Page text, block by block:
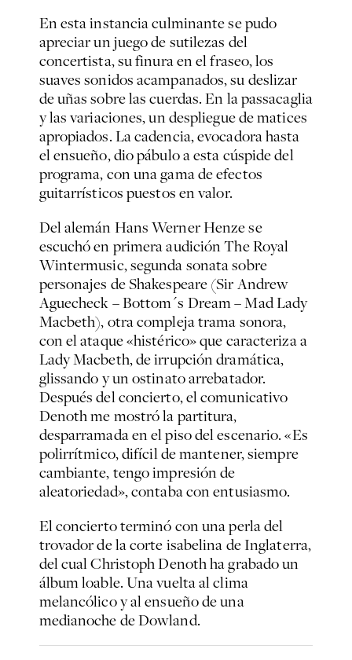
En esta instancia culminante se pudo
apreciar un juego de sutilezas del
concertista, su finura en el fraseo, los
suaves sonidos acampanados, su deslizar
de uñas sobre las cuerdas. En la passacaglia
y las variaciones, un despliegue de matices
apropiados. La cadencia, evocadora hasta
el ensueño, dio pábulo a esta cúspide del
programa, con una gama de efectos
guitarrísticos puestos en valor.
Del alemán Hans Werner Henze se
escuchó en primera audiciónThe Royal
Wintermusic, segunda sonata sobre
personajes de Shakespeare (Sir Andrew
Aguecheck – Bottom´s Dream – Mad Lady
Macbeth), otra compleja trama sonora,
con el ataque «histérico» que caracteriza a
Lady Macbeth, de irrupción dramática,
glissando y un ostinato arrebatador.
Después del concierto, el comunicativo
Denoth me mostró la partitura,
desparramada en el piso del escenario. «Es
polirrítmico, difícil de mantener, siempre
cambiante, tengo impresión de
aleatoriedad», contaba con entusiasmo.
El concierto terminó con una perla del
trovador de la corte isabelina de Inglaterra,
del cual Christoph Denoth ha grabado un
álbum loable. Una vuelta al clima
melancólico y al ensueño de una
medianoche de Dowland.